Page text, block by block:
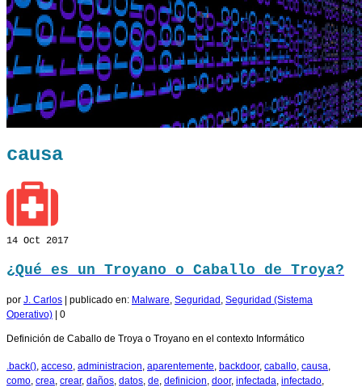
causa
14 Oct 2017
¿Qué es un Troyano o Caballo de Troya?
por J. Carlos publicado en: Malware, Seguridad , Seguridad (Sistema
Operativo)
0
Definición de Caballo de Troya o Troyano en el contexto Informático
.back(), acceso, administracion, aparentemente, backdoor, caballo, causa,
como, crea, crear, daños, datos, de, definicion, door, infectada, infectado,